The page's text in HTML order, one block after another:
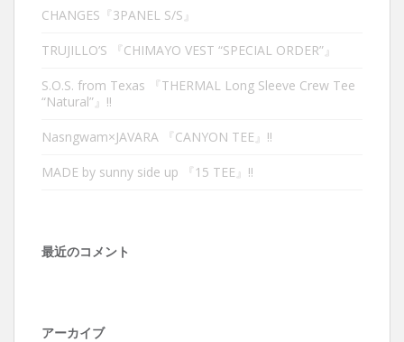
CHANGES『3PANEL S/S』
TRUJILLO’S 『CHIMAYO VEST “SPECIAL ORDER”』
S.O.S. from Texas 『THERMAL Long Sleeve Crew Tee
“Natural”』‼︎
Nasngwam×JAVARA 『CANYON TEE』‼︎
MADE by sunny side up 『15 TEE』‼︎
最近のコメント
アーカイブ